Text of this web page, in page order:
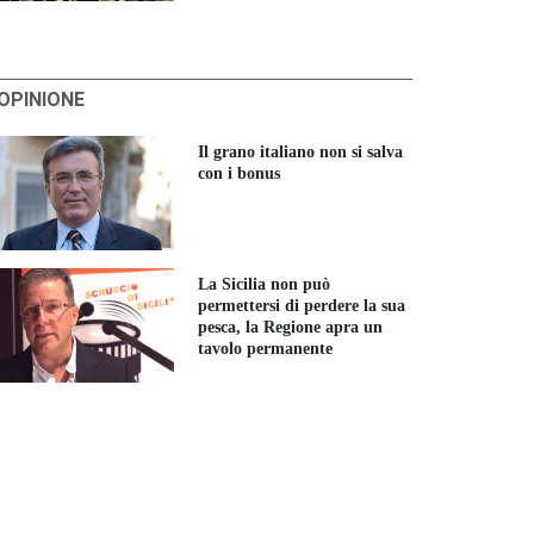
Il grano italiano non si salva
con i bonus
La Sicilia non può
permettersi di perdere la sua
pesca, la Regione apra un
tavolo permanente